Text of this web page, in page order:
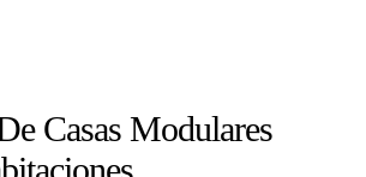
Casas Modulares